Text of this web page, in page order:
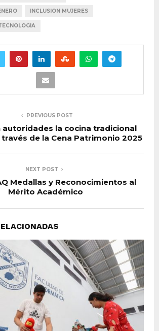
INCLUSION MUJERES
PREVIOUS POST
autoridades la cocina tradicional
de la Cena Patrimonio 2025
NEXT POST
Medallas y Reconocimientos al
Mérito Académico